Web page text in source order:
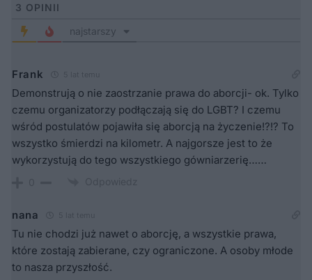
3 OPINII
najstarszy
Frank
Demonstrują o nie zaostrzanie prawa do aborcji- ok. Tylko
czemu organizatorzy podłączają się do LGBT? I czemu
wśród postulatów pojawiła się aborcją na życzenie!?!? To
wszystko śmierdzi na kilometr. A najgorsze jest to że
wykorzystują do tego wszystkiego gówniarzerię……
nana
Tu nie chodzi już nawet o aborcję, a wszystkie prawa,
które zostają zabierane, czy ograniczone. A osoby młode
to nasza przyszłość.